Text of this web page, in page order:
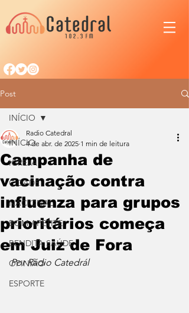
Post
INÍCIO
IGREJA
CIDADE
NACIONAL
BOM APETITE
BENDITA SAÚDE
OPINIÃO
ESPORTE
INÍCIO
Campanha de
vacinação contra
influenza para grupos
prioritários começa
em Juiz de Fora
Radio Catedral
4 de abr. de 2025 1 min de leitura
Por Rádio Catedrál